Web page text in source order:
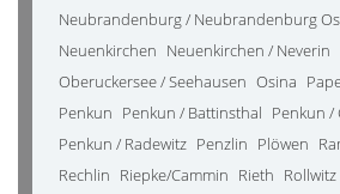
Neubrandenburg / Neubrandenburg
Neuenkirchen Neuenkirchen / Neverin
Oberuckersee / Seehausen Osina
Penkun Penkun / Battinsthal Penkun /
Penkun / Radewitz Penzlin Plöwen
Rechlin Riepke/Cammin Rieth Rollwitz